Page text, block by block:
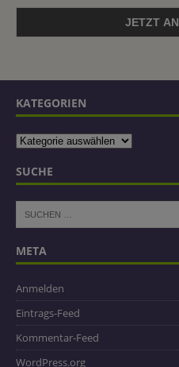
KATEGORIEN
SUCHE
META
Anmelden
Eintrags-Feed
Kommentar-Feed
WordPress.org